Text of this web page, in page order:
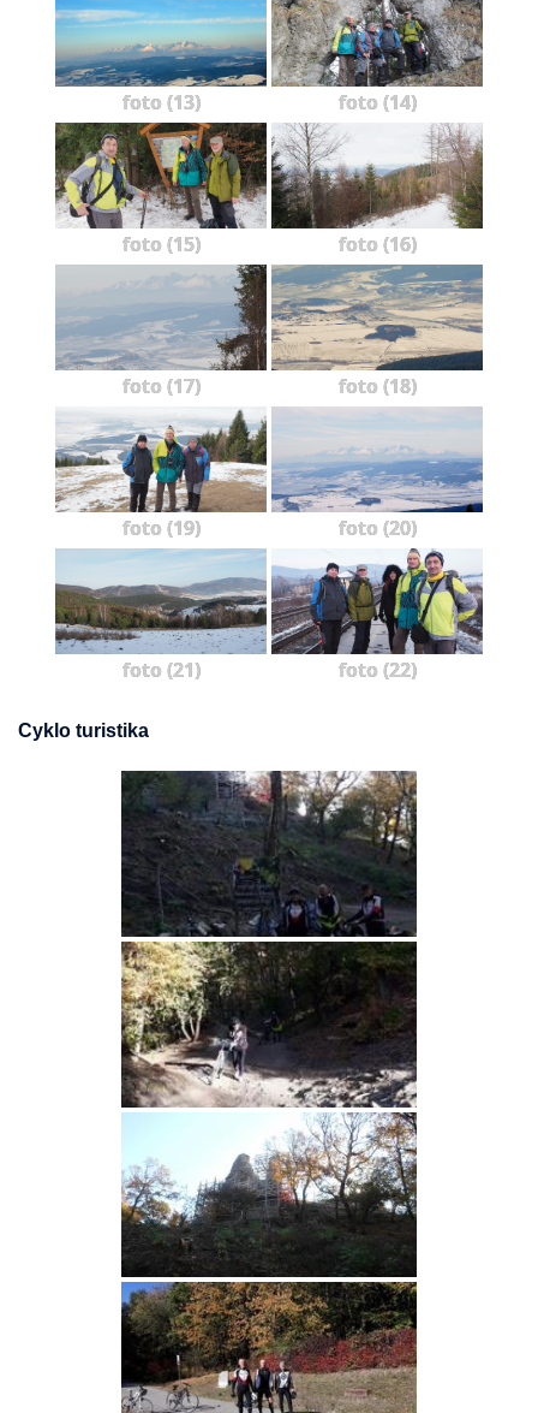
foto (13) foto (14)
foto (15) foto (16)
foto (17) foto (18)
foto (19) foto (20)
foto (21) foto (22)
Cyklo turistika